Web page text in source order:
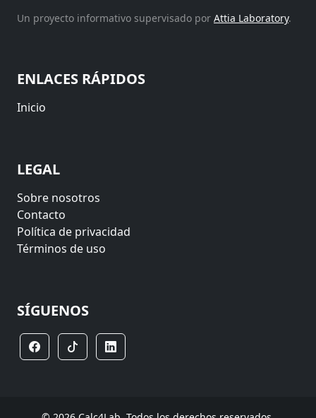
Un proyecto informativo supervisado por Attia Laboratory.
ENLACES RÁPIDOS
Inicio
LEGAL
Sobre nosotros
Contacto
Política de privacidad
Términos de uso
SÍGUENOS